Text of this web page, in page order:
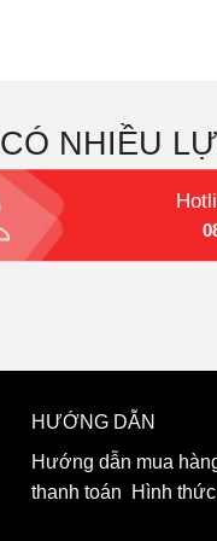
CÓ NHIỀU
HƯỚNG DẪN
Hướng dẫn mua
thanh toán
Hình